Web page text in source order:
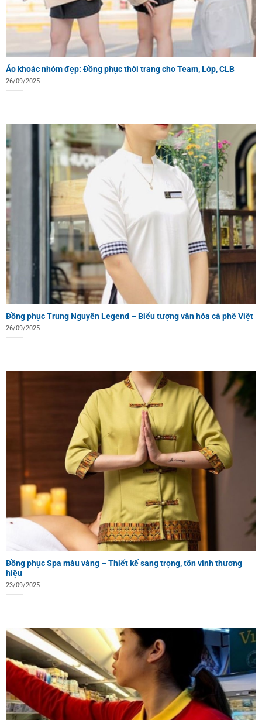
Áo khoác nhóm đẹp: Đồng phục thời trang cho Team, Lớp, CLB
26/09/2025
Đồng phục Trung Nguyên Legend – Biểu tượng văn hóa cà phê Việt
26/09/2025
Đồng phục Spa màu vàng – Thiết kế sang trọng, tôn vinh thương
hiệu
23/09/2025